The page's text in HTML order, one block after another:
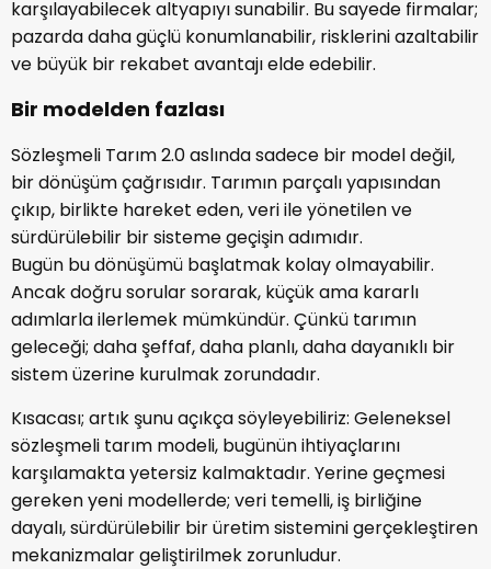
karşılayabilecek altyapıyı sunabilir. Bu sayede firmalar;
pazarda daha güçlü konumlanabilir, risklerini azaltabilir
ve büyük bir rekabet avantajı elde edebilir.
Bir modelden fazlası
Sözleşmeli Tarım 2.0 aslında sadece bir model değil,
bir dönüşüm çağrısıdır. Tarımın parçalı yapısından
çıkıp, birlikte hareket eden, veri ile yönetilen ve
sürdürülebilir bir sisteme geçişin adımıdır.
Bugün bu dönüşümü başlatmak kolay olmayabilir.
Ancak doğru sorular sorarak, küçük ama kararlı
adımlarla ilerlemek mümkündür. Çünkü tarımın
geleceği; daha şeffaf, daha planlı, daha dayanıklı bir
sistem üzerine kurulmak zorundadır.
Kısacası; artık şunu açıkça söyleyebiliriz: Geleneksel
sözleşmeli tarım modeli, bugünün ihtiyaçlarını
karşılamakta yetersiz kalmaktadır. Yerine geçmesi
gereken yeni modellerde; veri temelli, iş birliğine
dayalı, sürdürülebilir bir üretim sistemini gerçekleştiren
mekanizmalar geliştirilmek zorunludur.